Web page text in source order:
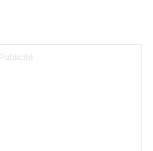
Publicité